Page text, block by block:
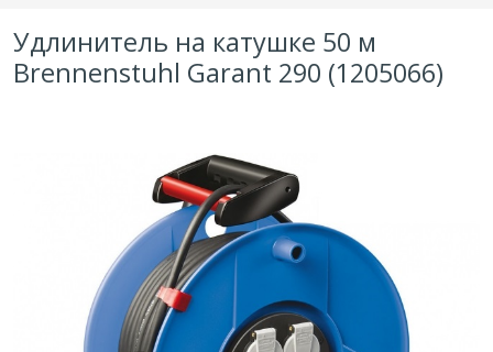
Удлинитель на катушке 50 м
Brennenstuhl Garant 290 (1205066)